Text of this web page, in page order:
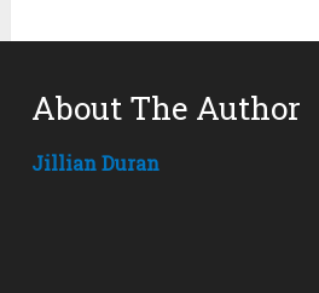
About The Author
Jillian Duran